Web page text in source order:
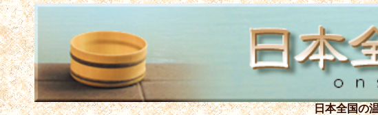
日本全国の